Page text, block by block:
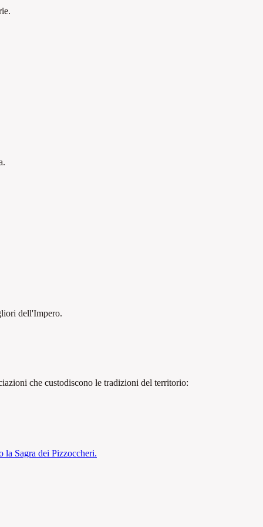
dell'Impero.
che custodiscono le tradizioni del territorio:
la Sagra dei Pizzoccheri.